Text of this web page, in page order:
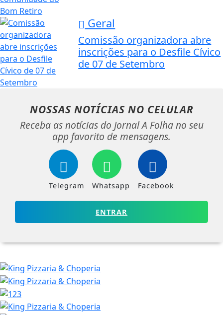
Geral
Comissão organizadora abre
inscrições para o Desfile Cívico
de 07 de Setembro
NOSSAS NOTÍCIAS NO CELULAR
Receba as notícias do Jornal A Folha no seu
app favorito de mensagens.
Telegram Whatsapp Facebook
ENTRAR